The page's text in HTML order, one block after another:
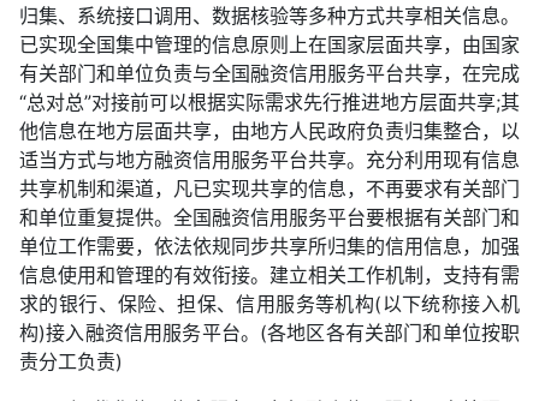
归集、系统接口调用、数据核验等多种方式共享相关信息。
已实现全国集中管理的信息原则上在国家层面共享，由国家
有关部门和单位负责与全国融资信用服务平台共享，在完成
“总对总”对接前可以根据实际需求先行推进地方层面共享;其
他信息在地方层面共享，由地方人民政府负责归集整合，以
适当方式与地方融资信用服务平台共享。充分利用现有信息
共享机制和渠道，凡已实现共享的信息，不再要求有关部门
和单位重复提供。全国融资信用服务平台要根据有关部门和
单位工作需要，依法依规同步共享所归集的信用信息，加强
信息使用和管理的有效衔接。建立相关工作机制，支持有需
求的银行、保险、担保、信用服务等机构(以下统称接入机
构)接入融资信用服务平台。(各地区各有关部门和单位按职
责分工负责)